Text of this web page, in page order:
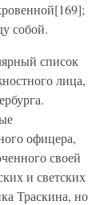
собой.
список
лица,
офицера,
своей
и светских
Траскина, но